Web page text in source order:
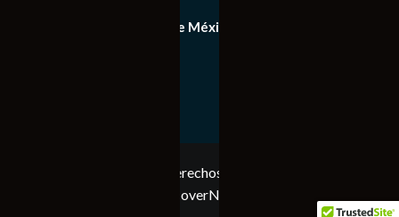
Equipo de Notiexpress de México
Copyright © Todos los derechos reservados. Notiexpress
CoverNews